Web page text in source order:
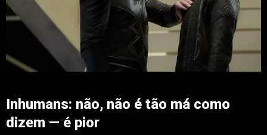
Inhumans: não, não é tão má como
dizem — é pior